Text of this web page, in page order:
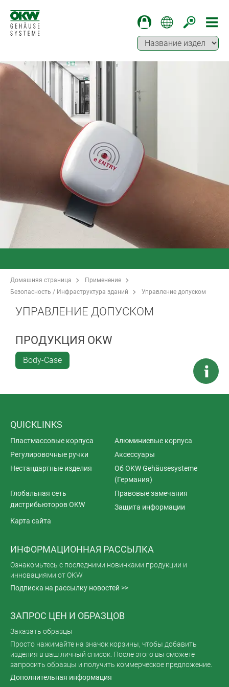
Домашняя страница
Применение
Безопасность / Инфраструктура зданий
Управление допуском
УПРАВЛЕНИЕ ДОПУСКОМ
ПРОДУКЦИЯ OKW
Body-Case
QUICKLINKS
Пластмассовые корпуса
Алюминиевые корпуса
Регулировочные ручки
Аксессуары
Нестандартные изделия
Об OKW Gehäusesysteme
(Германия)
Глобальная сеть
дистрибьюторов OKW
Правовые замечания
Защита информации
Карта сайта
ИНФОРМАЦИОННАЯ РАССЫЛКА
Ознакомьтесь с последними новинками продукции и
инновациями от OKW
Подписка на рассылку новостей >>
ЗАПРОС ЦЕН И ОБРАЗЦОВ
Заказать образцы
Просто нажимайте на значок корзины, чтобы добавить
изделия в ваш личный список. После этого вы сможете
запросить образцы и получить коммерческое предложение.
Дополнительная информация